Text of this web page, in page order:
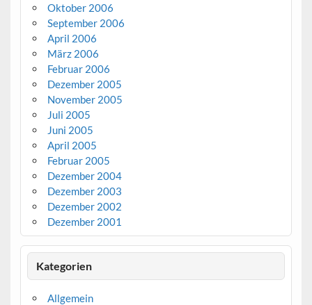
Oktober 2006
September 2006
April 2006
März 2006
Februar 2006
Dezember 2005
November 2005
Juli 2005
Juni 2005
April 2005
Februar 2005
Dezember 2004
Dezember 2003
Dezember 2002
Dezember 2001
Kategorien
Allgemein